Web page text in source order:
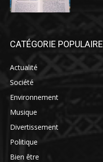
CATÉGORIE POPULAIRE
Actualité
Société
Environnement
Musique
Divertissement
Politique
Bien être